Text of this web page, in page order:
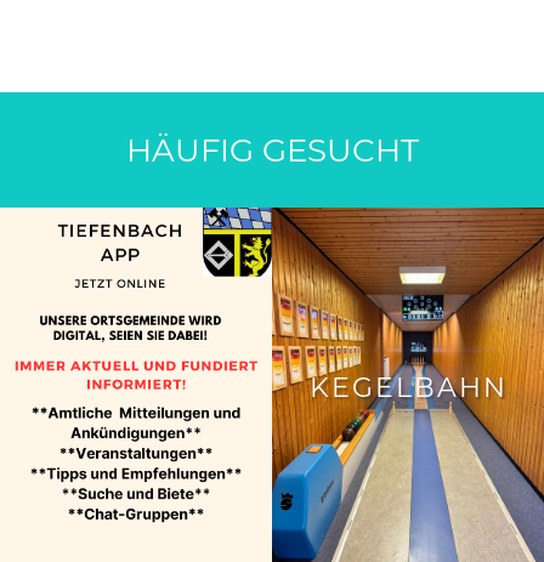
HÄUFIG GESUCHT
KEGELBAHN